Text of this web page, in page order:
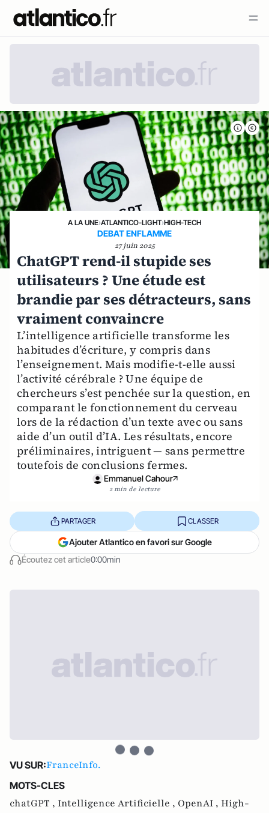
A LA UNE›ATLANTICO-LIGHT›HIGH-TECH
DEBAT ENFLAMME
27 juin 2025
ChatGPT rend-il stupide ses
utilisateurs ? Une étude est
brandie par ses détracteurs, sans
vraiment convaincre
L’intelligence artificielle transforme les
habitudes d’écriture, y compris dans
l’enseignement. Mais modifie-t-elle aussi
l’activité cérébrale ? Une équipe de
chercheurs s’est penchée sur la question, en
comparant le fonctionnement du cerveau
lors de la rédaction d’un texte avec ou sans
aide d’un outil d’IA. Les résultats, encore
préliminaires, intriguent — sans permettre
toutefois de conclusions fermes.
Emmanuel Cahour
2 min de lecture
Écoutez cet article0:00min
PARTAGER CLASSER
Ajouter Atlantico en favori sur Google
VU SUR:FranceInfo.
MOTS-CLES
chatGPT , Intelligence Artificielle , OpenAI , High-